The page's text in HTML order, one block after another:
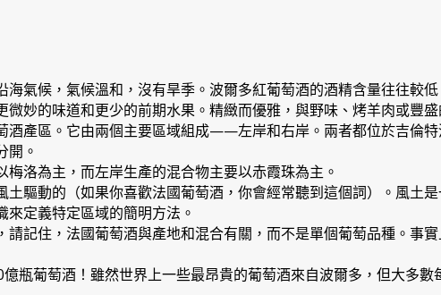
海氣候，氣候溫和，沒有旱季。波爾多紅葡萄酒的酒精含量往往較
微妙的味道和更少的前期水果。精緻而優雅，與野味、烤羊肉或豐
酒產區。它由兩個主要區域組成——左岸和右岸。兩者都位於吉倫
開。
梅洛為主，而左岸生產的混合物主要以赤霞珠為主。
土驅動的（如果你喜歡法國葡萄酒，你會經常聽到這個詞）。風土
定義特定區域的簡明方法。
請記住，法國葡萄酒與產地和混合有關，而不是單個葡萄品種。事
瓶葡萄酒！雖然世界上一些最昂貴的葡萄酒來自波爾多，但大多